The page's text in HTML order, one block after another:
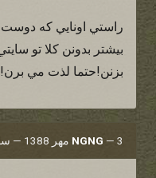
راستي اونايي كه دوست
بيشتر بدونن كلا تو
بزنن!حتما لذت مي
NGNG — 3 مهر 1388 — ساعت 06:18